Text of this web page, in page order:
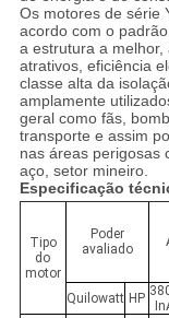
Os motores de série
acordo com o
a estrutura a
atrativos, eficiência
classe alta da
amplamente
geral como fãs,
transporte e assim
nas áreas perigosas
aço, setor mineiro.
Especificação
Tipo
do
motor
Poder
avaliado
Quilowatt HP